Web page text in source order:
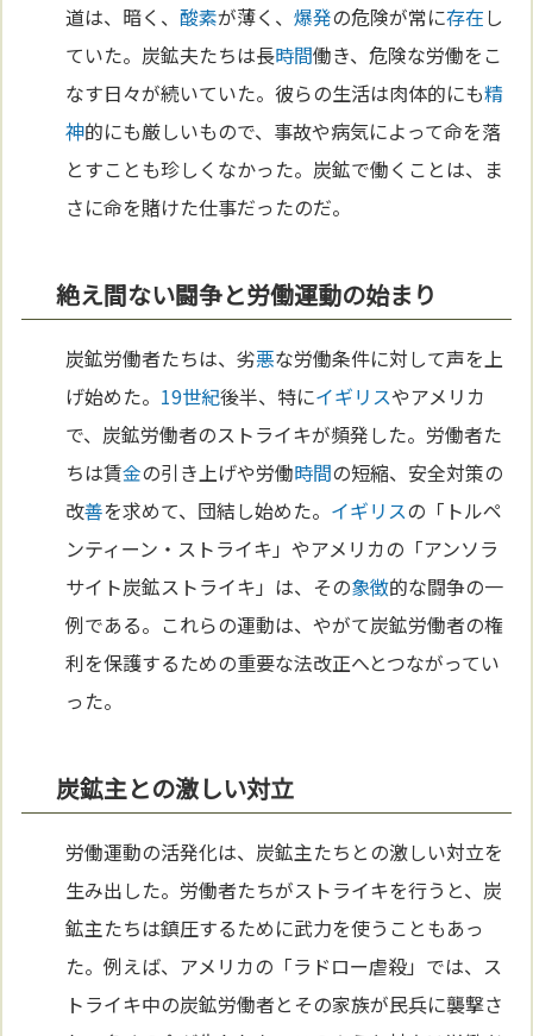
道は、暗く、酸素が薄く、爆発の危険が常に存在し
ていた。炭鉱夫たちは長時間働き、危険な労働をこ
なす日々が続いていた。彼らの生活は肉体的にも精
神的にも厳しいもので、事故や病気によって命を落
とすことも珍しくなかった。炭鉱で働くことは、ま
さに命を賭けた仕事だったのだ。
絶え間ない闘争と労働運動の始まり
炭鉱労働者たちは、劣悪な労働条件に対して声を上
げ始めた。 19世紀後半、特にイギリスやアメリカ
で、炭鉱労働者のストライキが頻発した。労働者た
ちは賃金の引き上げや労働時間の短縮、安全対策の
改善を求めて、団結し始めた。 イギリスの「トルペ
ンティーン・ストライキ」やアメリカの「アンソラ
サイト炭鉱ストライキ」は、その象徴的な闘争の一
例である。これらの運動は、やがて炭鉱労働者の権
利を保護するための重要な法改正へとつながってい
った。
炭鉱主との激しい対立
労働運動の活発化は、炭鉱主たちとの激しい対立を
生み出した。労働者たちがストライキを行うと、炭
鉱主たちは鎮圧するために武力を使うこともあっ
た。例えば、アメリカの「ラドロー虐殺」では、ス
トライキ中の炭鉱労働者とその家族が民兵に襲撃さ